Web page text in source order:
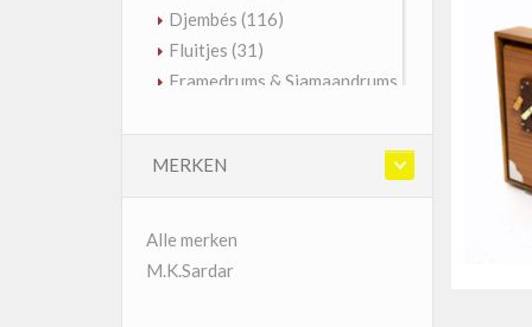
Djembés (116)
Fluitjes (31)
Framedrums & Sjamaandrums
Geluidseffecten(99)
Gongs(51)
Guiro's, raspen(19)
Handpannen & Tongdrums
(180)
Kalebassen
MERKEN
Alle merken
M.K.Sardar